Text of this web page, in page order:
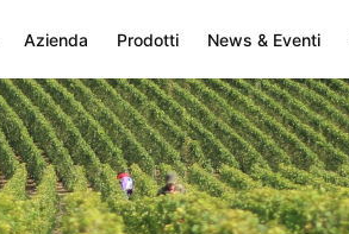
Azienda Prodotti News & Eventi